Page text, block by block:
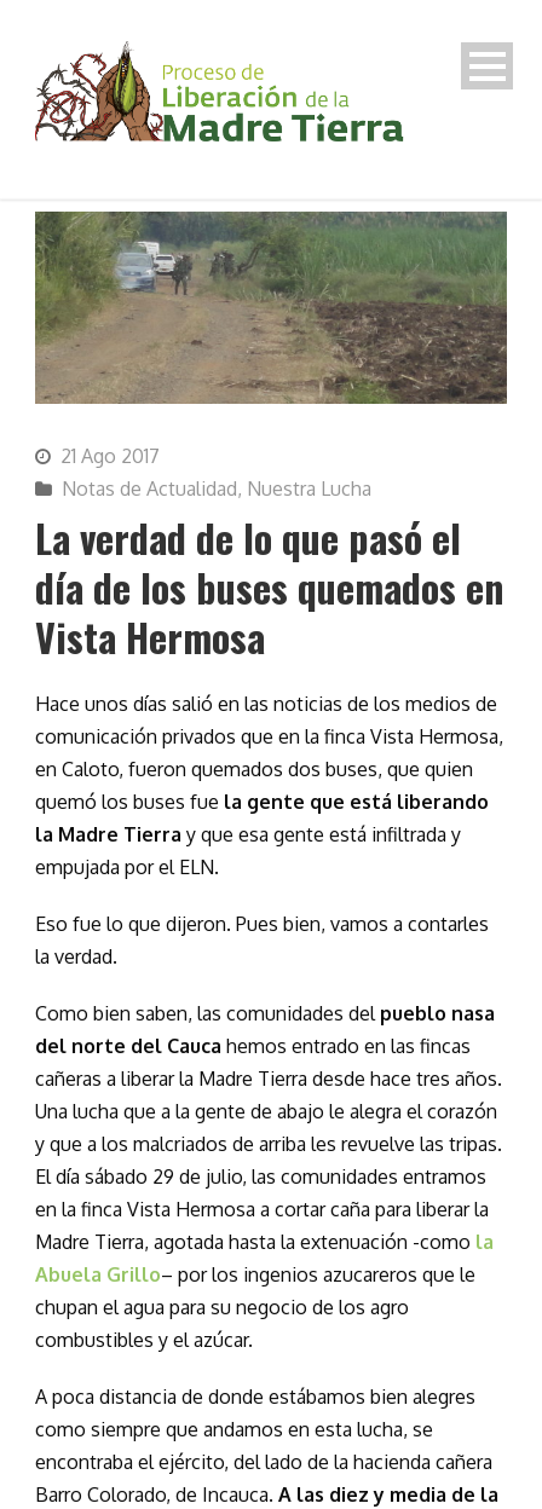
21 Ago 2017
Notas de Actualidad, Nuestra Lucha
La verdad de lo que pasó el
día de los buses quemados en
Vista Hermosa
Hace unos días salió en las noticias de los medios de
comunicación privados que en la finca Vista Hermosa,
en Caloto, fueron quemados dos buses, que quien
quemó los buses fue la gente que está liberando
la Madre Tierra y que esa gente está infiltrada y
empujada por el ELN.
Eso fue lo que dijeron. Pues bien, vamos a contarles
la verdad.
Como bien saben, las comunidades del pueblo nasa
del norte del Cauca hemos entrado en las fincas
cañeras a liberar la Madre Tierra desde hace tres años.
Una lucha que a la gente de abajo le alegra el corazón
y que a los malcriados de arriba les revuelve las tripas.
El día sábado 29 de julio, las comunidades entramos
en la finca Vista Hermosa a cortar caña para liberar la
Madre Tierra, agotada hasta la extenuación -como la
Abuela Grillo– por los ingenios azucareros que le
chupan el agua para su negocio de los agro
combustibles y el azúcar.
A poca distancia de donde estábamos bien alegres
como siempre que andamos en esta lucha, se
encontraba el ejército, del lado de la hacienda cañera
Barro Colorado, de Incauca. A las diez y media de la